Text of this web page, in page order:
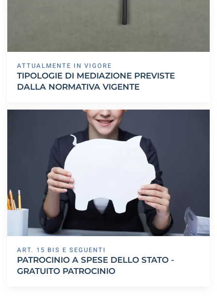
ATTUALMENTE IN VIGORE
TIPOLOGIE DI MEDIAZIONE PREVISTE
DALLA NORMATIVA VIGENTE
ART. 15 BIS E SEGUENTI
PATROCINIO A SPESE DELLO STATO -
GRATUITO PATROCINIO